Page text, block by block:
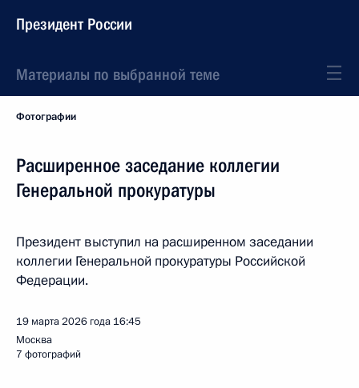
Президент России
Материалы по выбранной теме
Фотографии
Расширенное заседание коллегии
Генеральной прокуратуры
Президент выступил на расширенном заседании
коллегии Генеральной прокуратуры Российской
Федерации.
19 марта 2026 года 16:45
Москва
7 фотографий